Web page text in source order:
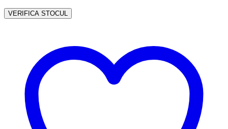
VERIFICA STOCUL